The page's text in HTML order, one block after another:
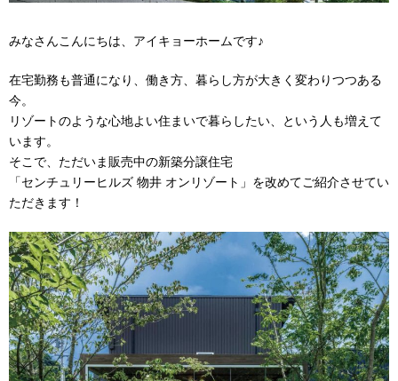
みなさんこんにちは、アイキョーホームです♪
在宅勤務も普通になり、働き方、暮らし方が大きく変わりつつある
今。
リゾートのような心地よい住まいで暮らしたい、という人も増えて
います。
そこで、ただいま販売中の新築分譲住宅
「センチュリーヒルズ 物井 オンリゾート」を改めてご紹介させてい
ただきます！